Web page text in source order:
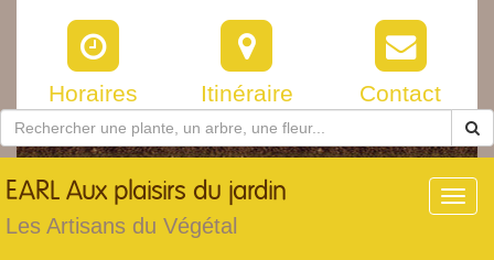
Horaires Itinéraire Contact
EARL Aux plaisirs du jardin
Les Artisans du Végétal